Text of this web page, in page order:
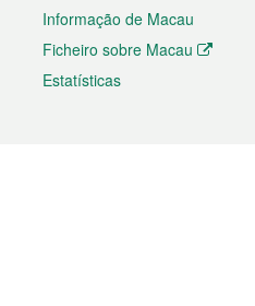
Informação de Macau
Ficheiro sobre Macau
Estatísticas